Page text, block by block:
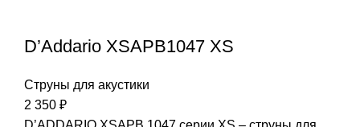
D’Addario XSAPB1047 XS
Струны для акустики
2 350 ₽